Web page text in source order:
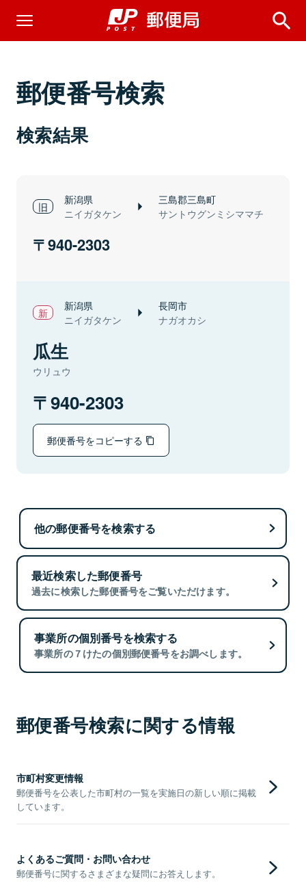
郵便番号検索
検索結果
新潟県
ニイガタケン
三島郡三島町
サントウグンミシママチ
940-2303
新潟県
ニイガタケン
長岡市
ナガオカシ
瓜生
ウリュウ
940-2303
郵便番号をコピーする
他の郵便番号を検索する
最近検索した郵便番号
過去に検索した郵便番号をご覧いただけます。
事業所の個別番号を検索する
事業所の７けたの個別郵便番号をお調べします。
郵便番号検索に関する情報
市町村変更情報
郵便番号を公表した市町村の一覧を実施日の新しい順に掲載
しています。
よくあるご質問・お問い合わせ
郵便番号に関するさまざまな疑問にお答えします。